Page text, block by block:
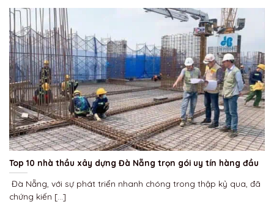
Top 10 nhà thầu xây dựng Đà Nẵng trọn gói uy tín hàng đầu
Đà Nẵng, với sự phát triển nhanh chóng trong thập kỷ qua, đã
chứng kiến [...]